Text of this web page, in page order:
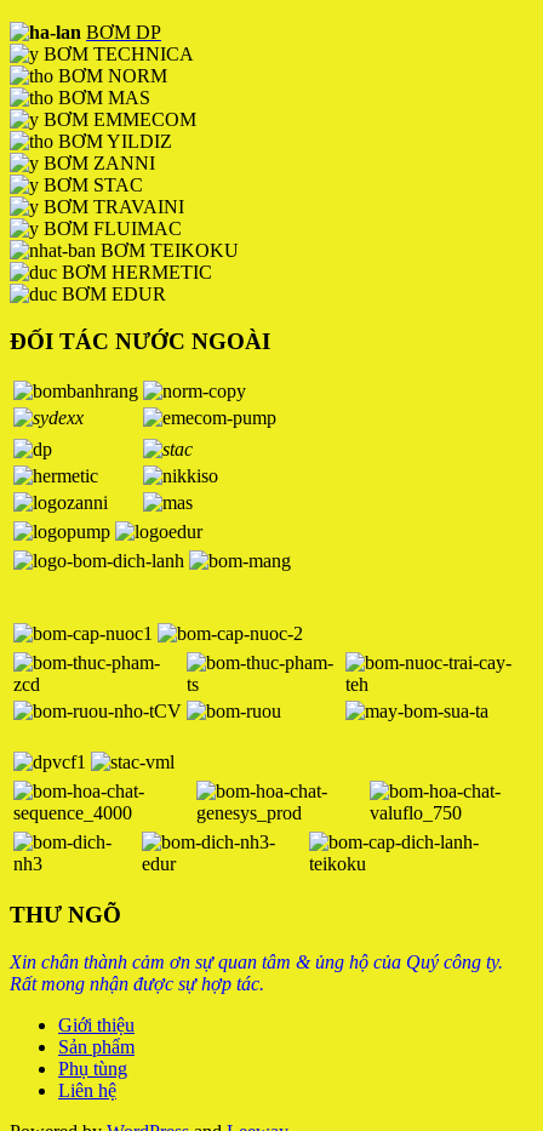
BƠM DP
BƠM TECHNICA
BƠM NORM
BƠM MAS
BƠM EMMECOM
BƠM YILDIZ
BƠM ZANNI
BƠM STAC
BƠM TRAVAINI
BƠM FLUIMAC
BƠM TEIKOKU
BƠM HERMETIC
BƠM EDUR
ĐỐI TÁC NƯỚC NGOÀI
THƯ NGÕ
Xin chân thành cảm ơn sự quan tâm & ủng hộ của Quý công ty.
Rất mong nhận được sự hợp tác.
Giới thiệu
Sản phẩm
Phụ tùng
Liên hệ